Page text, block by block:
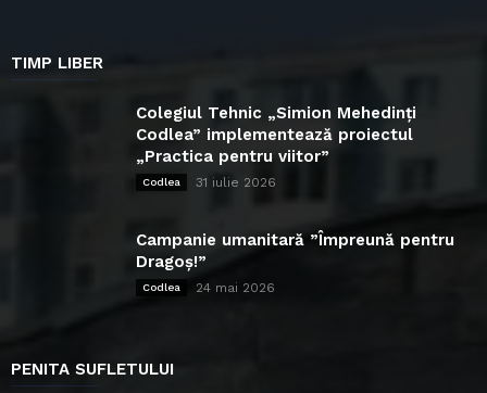
TIMP LIBER
Colegiul Tehnic „Simion Mehedinți
Codlea” implementează proiectul
„Practica pentru viitor”
Codlea 31 iulie 2026
Campanie umanitară ”Împreună pentru
Dragoș!”
Codlea 24 mai 2026
PENITA SUFLETULUI